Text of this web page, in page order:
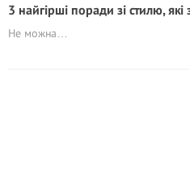
3 найгірші поради зі стилю, які
Не можна…